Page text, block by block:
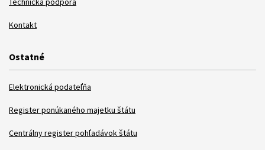
Kontakt
Ostatné
Elektronická podateľňa
Register ponúkaného majetku štátu
Centrálny register pohľadávok štátu